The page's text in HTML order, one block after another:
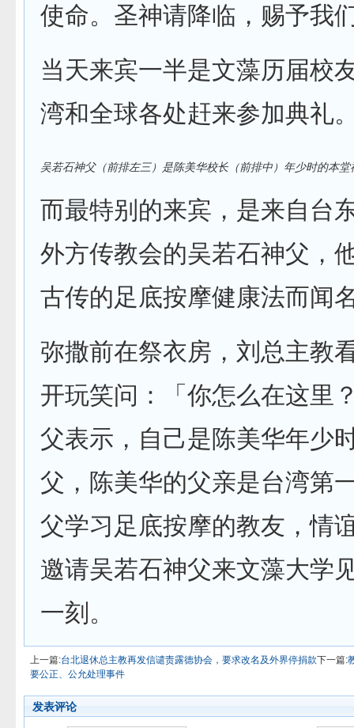
使命。圣神请降临，赐予我
当天来宾一半是文藻历届校
湾和全球各处赶来参加典礼
吴若石神父（前排左三）是陈美华校长（前排中）年少时的本堂
而最特别的来宾，是来自台
外方传教会的吴若石神父，
古传的足底按摩健康法而闻
弥撒前在祭衣房，刘总主教
开玩笑问：「你怎么在这里
父表示，自己是陈美华年少
父，陈美华的父亲是台湾第
父学习足底按摩的教友，情
邀请吴若石神父来文藻大学
一刻。
上一篇:台北退休总主教再发信谴责露德协会，要求改名及外界停捐款下一篇:
要公正、公允处理事件
发表评论